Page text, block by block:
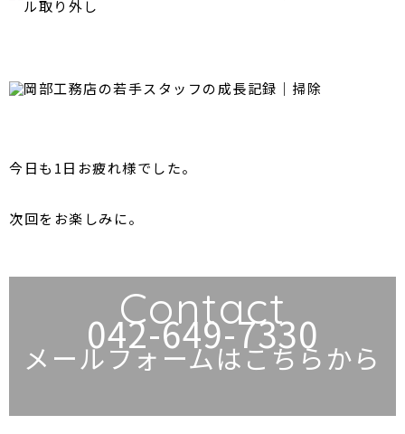
今日も1日お疲れ様でした。
次回をお楽しみに。
Contact
042-649-7330
メールフォームはこちらから